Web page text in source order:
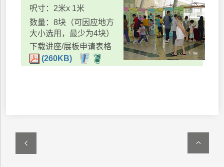
呎寸：2米x 1米
数量：8块（可因应地方
大小选用，最少为4块）
下载讲座/展板申请表格
(260KB)